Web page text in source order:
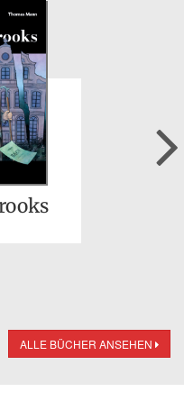
ALLE BÜCHER ANSEHEN